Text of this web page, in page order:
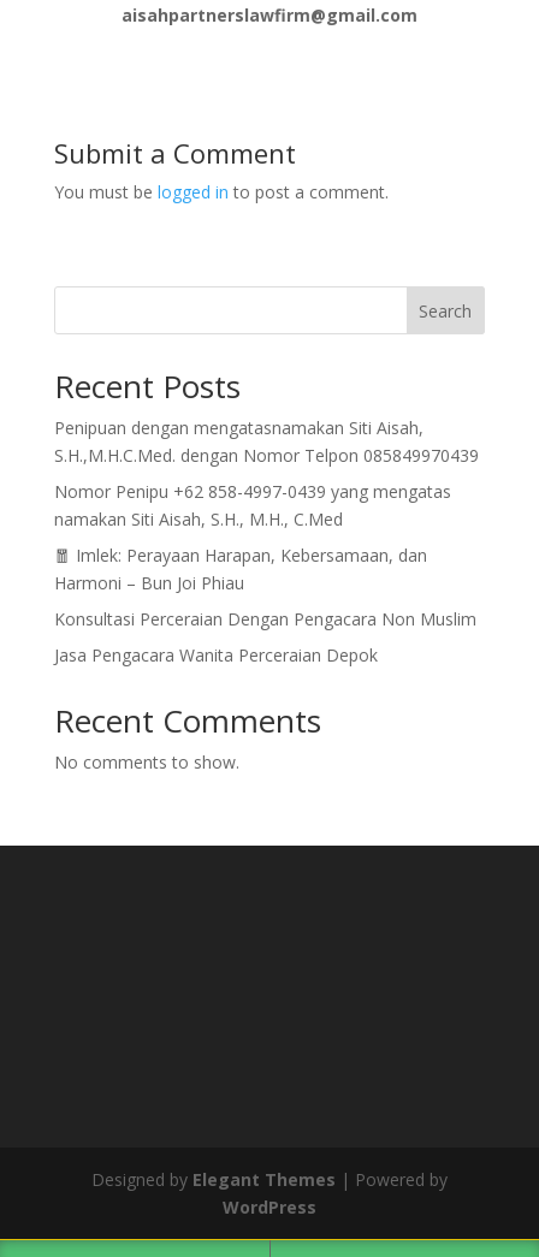
aisahpartnerslawfirm@gmail.com
Submit a Comment
You must be logged in to post a comment.
Search
Recent Posts
Penipuan dengan mengatasnamakan Siti Aisah,
S.H.,M.H.C.Med. dengan Nomor Telpon 085849970439
Nomor Penipu +62 858-4997-0439 yang mengatas
namakan Siti Aisah, S.H., M.H., C.Med
🧧 Imlek: Perayaan Harapan, Kebersamaan, dan
Harmoni – Bun Joi Phiau
Konsultasi Perceraian Dengan Pengacara Non Muslim
Jasa Pengacara Wanita Perceraian Depok
Recent Comments
No comments to show.
Designed by Elegant Themes | Powered by
WordPress